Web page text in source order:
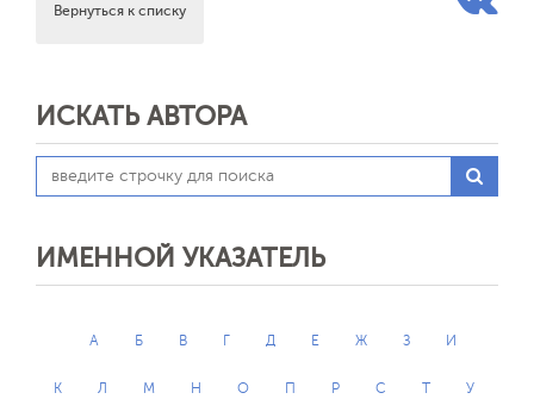
Вернуться к списку
ИСКАТЬ АВТОРА
ИМЕННОЙ УКАЗАТЕЛЬ
А Б В Г Д Е Ж З И
К Л М Н О П Р С Т У